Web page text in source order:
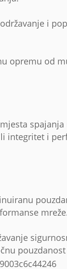
i
opremu od
spajanja
integritet i